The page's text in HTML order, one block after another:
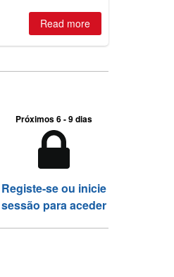
Read more
Próximos 6 - 9 dias
Registe-se ou inicie
sessão para aceder